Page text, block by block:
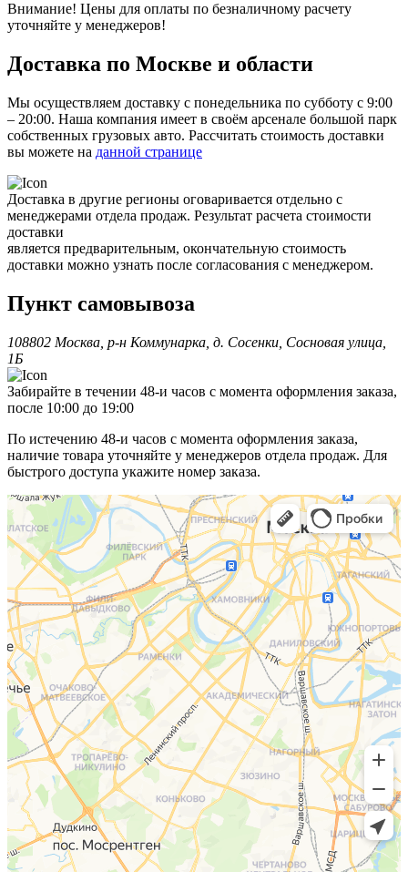
Внимание! Цены для оплаты по безналичному расчету
уточняйте у менеджеров!
Доставка по Москве и области
Мы осуществляем доставку с понедельника по субботу с 9:00
– 20:00. Наша компания имеет в своём арсенале большой парк
собственных грузовых авто. Рассчитать стоимость доставки
вы можете на данной странице
Доставка в другие регионы оговаривается отдельно с
менеджерами отдела продаж. Результат расчета стоимости
доставки
является предварительным, окончательную стоимость
доставки можно узнать после согласования с менеджером.
Пункт самовывоза
108802 Москва, р-н Коммунарка, д. Сосенки, Сосновая улица,
1Б
Забирайте в течении 48-и часов с момента оформления заказа,
после 10:00 до 19:00
По истечению 48-и часов с момента оформления заказа,
наличие товара уточняйте у менеджеров отдела продаж. Для
быстрого доступа укажите номер заказа.